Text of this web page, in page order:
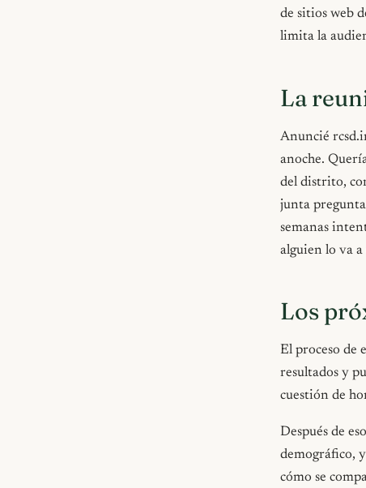
de sitios web
limita la
La
Anuncié
anoche.
del distrito,
junta
semanas
alguien lo va a
Los
El proceso de
resultados y
cuestión de
Después de
demográfico,
cómo se